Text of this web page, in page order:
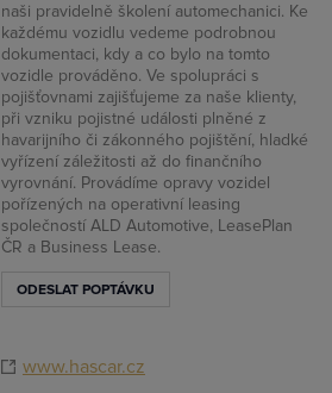
naši pravidelně školení automechanici. Ke
každému vozidlu vedeme podrobnou
dokumentaci, kdy a co bylo na tomto
vozidle prováděno. Ve spolupráci s
pojišťovnami zajišťujeme za naše klienty,
při vzniku pojistné události plněné z
havarijního či zákonného pojištění, hladké
vyřízení záležitosti až do finančního
vyrovnání. Provádíme opravy vozidel
pořízených na operativní leasing
společností ALD Automotive, LeasePlan
ČR a Business Lease.
ODESLAT POPTÁVKU
www.hascar.cz